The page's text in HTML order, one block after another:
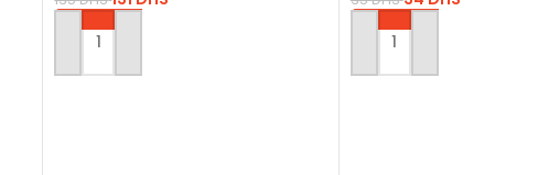
AJOUTER AU PANIER AJOUTER AU PANIER